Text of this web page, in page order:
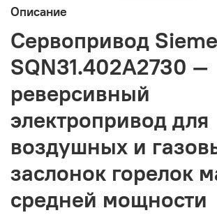
Описание
Сервопривод
SQN31.402A2730 —
реверсивный
электропривод для
воздушных и
заслонок горелок
средней мощности